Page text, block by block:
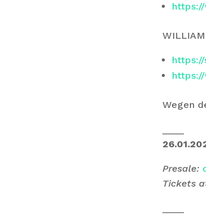
Wegen
Presale:
Tickets